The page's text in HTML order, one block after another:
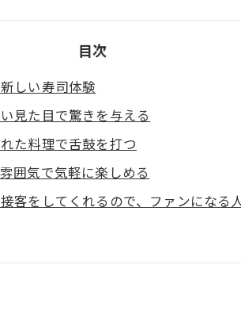
目次
しい寿司体験
見た目で驚きを与える
た料理で舌鼓を打つ
囲気で気軽に楽しめる
客をしてくれるので、ファンになる